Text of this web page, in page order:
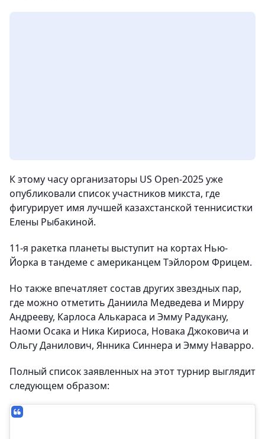
К этому часу организаторы US Open-2025 уже
опубликовали список участников микста, где
фигурирует имя лучшей казахстанской теннисистки
Елены Рыбакиной.
11-я ракетка планеты выступит на кортах Нью-
Йорка в тандеме с американцем Тэйлором Фрицем.
Но также впечатляет состав других звездных пар,
где можно отметить Даниила Медведева и Мирру
Андрееву, Карлоса Алькараса и Эмму Радукану,
Наоми Осака и Ника Кириоса, Новака Джоковича и
Ольгу Данилович, Янника Синнера и Эмму Наварро.
Полный список заявленных на этот турнир выглядит
следующем образом: